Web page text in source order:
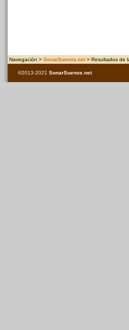
Navegación > SonarSuenos.net > Resultados de
©2013-2021 SonarSuenos .net